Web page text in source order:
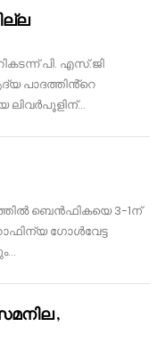
പി. എസ്.ജി
പാദത്തിൻ്റെ
ലിവർപൂളിന്…
ബെൻഫികയെ 3-1ന്
ഗോൾവേട്ട
,